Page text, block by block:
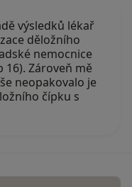
výsledků lékař
děložního
nemocnice
16). Zároveň mě
neopakovalo je
čípku s